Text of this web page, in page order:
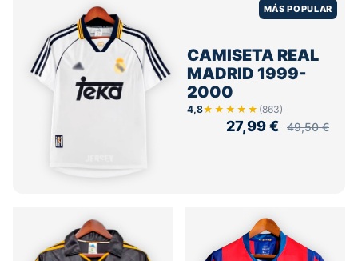
MÁS POPULAR
CAMISETA REAL
MADRID 1999-
2000
4,8★★★★★ (863)
49,50€
27,99€